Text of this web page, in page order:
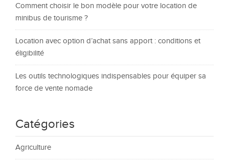
Comment choisir le bon modèle pour votre location de
minibus de tourisme ?
Location avec option d’achat sans apport : conditions et
éligibilité
Les outils technologiques indispensables pour équiper sa
force de vente nomade
Catégories
Agriculture